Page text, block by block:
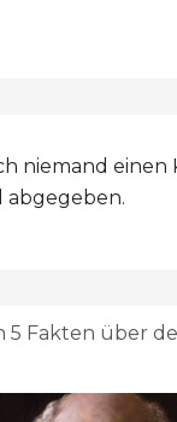
niemand einen
abgegeben.
5 Fakten über